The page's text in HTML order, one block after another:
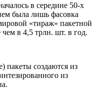
в середине 50-х
была лишь фасовка
«тираж» пакетной
в 4,5 трлн. шт. в год.
пакеты создаются из
из